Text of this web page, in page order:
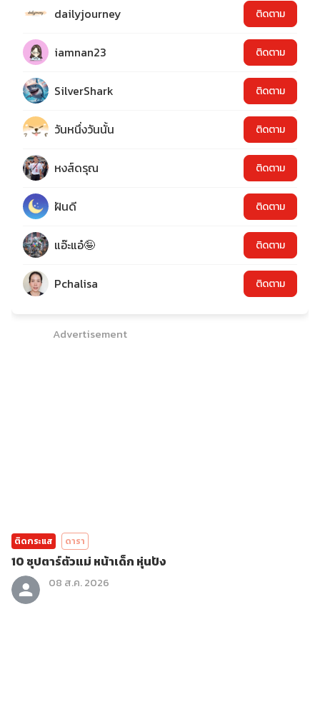
dailyjourney ติดตาม
iamnan23 ติดตาม
SilverShark ติดตาม
วันหนึ่งวันนั้น ติดตาม
หงส์ดรุณ ติดตาม
ฝันดี ติดตาม
แอ๊ะแอ๋🤪 ติดตาม
Pchalisa ติดตาม
Advertisement
ติดกระแส ดารา
10 ซุปตาร์ตัวแม่ หน้าเด็ก หุ่นปัง
08 ส.ค. 2026